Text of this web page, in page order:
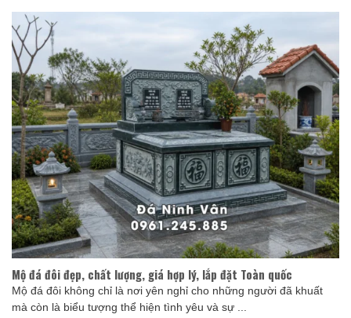
Mộ đá đôi đẹp, chất lượng, giá hợp lý, lắp đặt Toàn quốc
Mộ đá đôi không chỉ là nơi yên nghỉ cho những người đã khuất
mà còn là biểu tượng thể hiện tình yêu và sự ...